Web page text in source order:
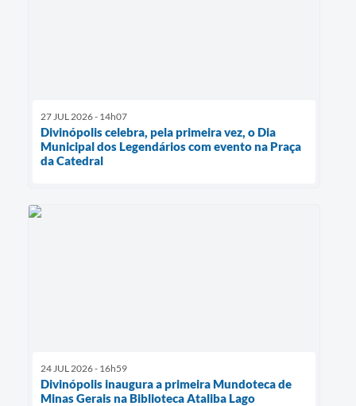
27 JUL 2026 - 14h07
Divinópolis celebra, pela primeira vez, o Dia
Municipal dos Legendários com evento na Praça
da Catedral
24 JUL 2026 - 16h59
Divinópolis inaugura a primeira Mundoteca de
Minas Gerais na Biblioteca Ataliba Lago